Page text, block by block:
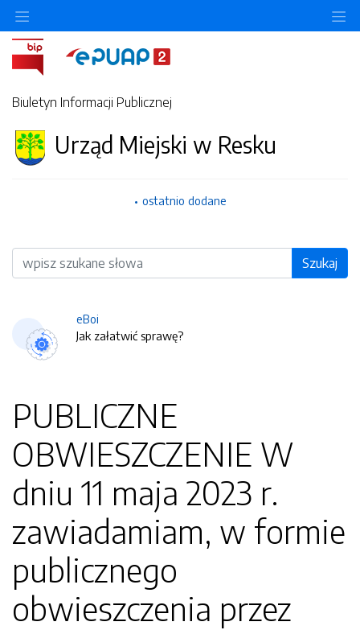
Biuletyn Informacji Publicznej
Urząd Miejski w Resku
ostatnio dodane
Wyszukiwarka Szukaj
eBoi
Jak załatwić sprawę?
PUBLICZNE
OBWIESZCZENIE W
dniu 11 maja 2023 r.
zawiadamiam, w formie
publicznego
obwieszczenia przez